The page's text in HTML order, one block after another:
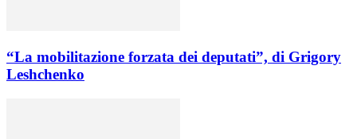
“La mobilitazione forzata dei deputati”, di Grigory
Leshchenko